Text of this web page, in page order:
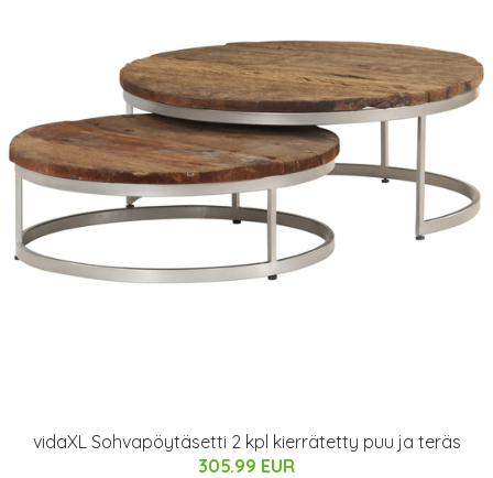
vidaXL Sohvapöytäsetti 2 kpl kierrätetty puu ja teräs
305.99 EUR